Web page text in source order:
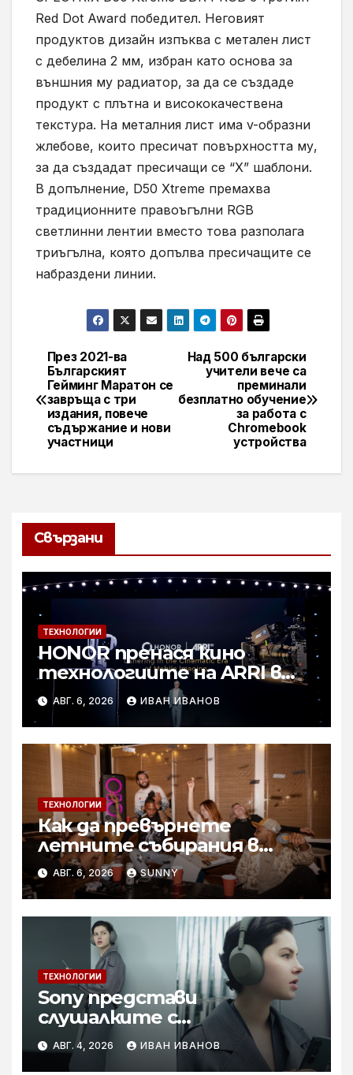
Red Dot Award победител. Неговият
продуктов дизайн изпъква с метален лист
с дебелина 2 мм, избран като основа за
външния му радиатор, за да се създаде
продукт с плътна и висококачествена
текстура. На металния лист има v-образни
жлебове, които пресичат повърхността му,
за да създадат пресичащи се “X” шаблони.
В допълнение, D50 Xtreme премахва
традиционните правоъгълни RGB
светлинни лентии вместо това разполага
триъгълна, която допълва пресичащите се
набраздени линии.
Навигация
Над 500 български
учители вече са
преминали
безплатно обучение
за работа с
Chromebook
устройства
През 2021-ва
Българският
Гейминг Маратон се
завръща с три
издания, повече
съдържание и нови
участници
Свързани
ТЕХНОЛОГИИ
HONOR пренася кино
технологиите на ARRI в
мобилното творчество на
събитието Imaging
Technology Launch
АВГ. 6, 2026 ИВАН ИВАНОВ
ТЕХНОЛОГИИ
Как да превърнете
летните събирания в
купон с караоке система
АВГ. 6, 2026 SUNNY
ТЕХНОЛОГИИ
Sony представи
слушалките с
шумопотискане WH-
1000XM6 в нов цвят „Olive
АВГ. 4, 2026 ИВАН ИВАНОВ